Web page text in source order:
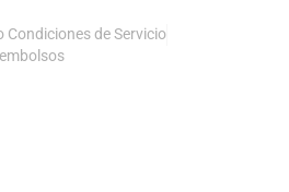
Condiciones de Servicio